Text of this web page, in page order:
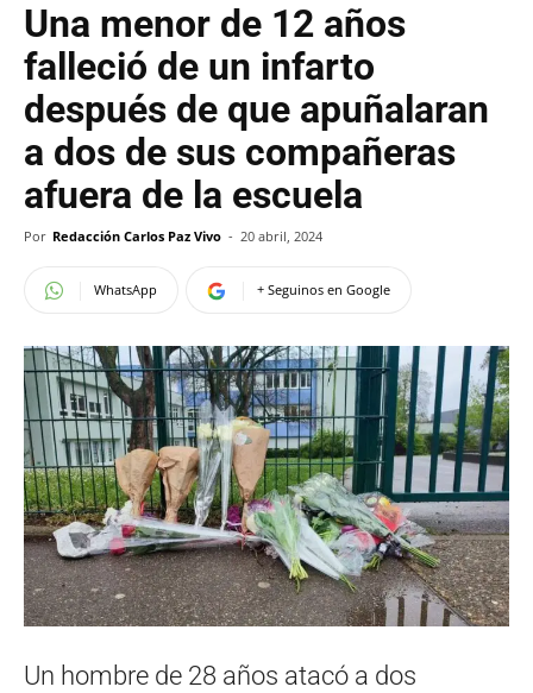
Una menor de 12 años
falleció de un infarto
después de que apuñalaran
a dos de sus compañeras
afuera de la escuela
Por Redacción Carlos Paz Vivo - 20 abril, 2024
WhatsApp + Seguinos en Google
Un hombre de 28 años atacó a dos